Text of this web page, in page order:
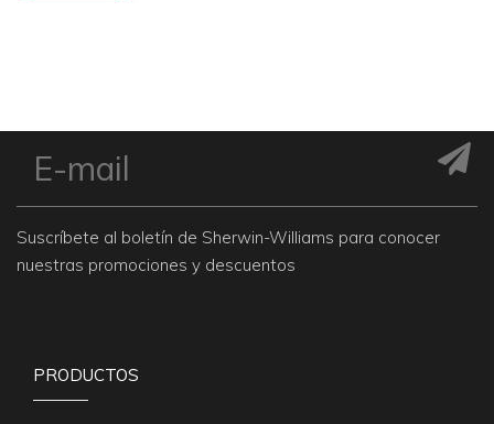
Suscríbete al boletín de Sherwin-Williams para conocer
nuestras promociones y descuentos
PRODUCTOS